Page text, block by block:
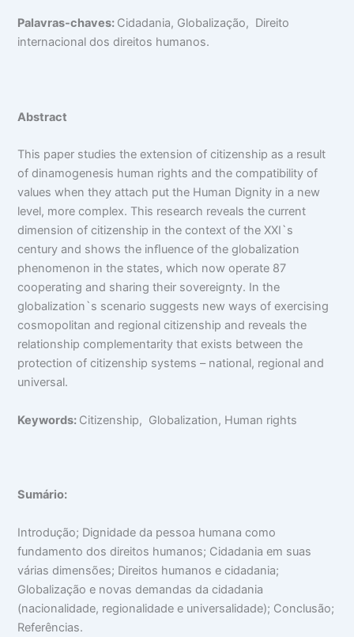
Palavras-chaves: Cidadania, Globalização, Direito
internacional dos direitos humanos.
Abstract
This paper studies the extension of citizenship as a result
of dinamogenesis human rights and the compatibility of
values when they attach put the Human Dignity in a new
level, more complex. This research reveals the current
dimension of citizenship in the context of the XXI`s
century and shows the inﬂuence of the globalization
phenomenon in the states, which now operate 87
cooperating and sharing their sovereignty. In the
globalization`s scenario suggests new ways of exercising
cosmopolitan and regional citizenship and reveals the
relationship complementarity that exists between the
protection of citizenship systems – national, regional and
universal.
Keywords: Citizenship, Globalization, Human rights
Sumário:
Introdução; Dignidade da pessoa humana como
fundamento dos direitos humanos; Cidadania em suas
várias dimensões; Direitos humanos e cidadania;
Globalização e novas demandas da cidadania
(nacionalidade, regionalidade e universalidade); Conclusão;
Referências.